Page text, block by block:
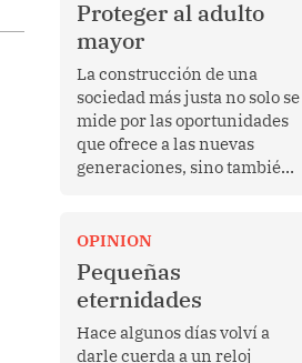
Proteger al adulto
mayor
La construcción de una
sociedad más justa no solo se
mide por las oportunidades
que ofrece a las nuevas
generaciones, sino también
de una vida de esfuerzo y
trabajo, afrontan la vejez en
condiciones de
vulnerabilidad. El anuncio
formulado por la presidenta
de la república, Keiko
OPINION
Pequeñas
eternidades
Hace algunos días volví a
darle cuerda a un reloj